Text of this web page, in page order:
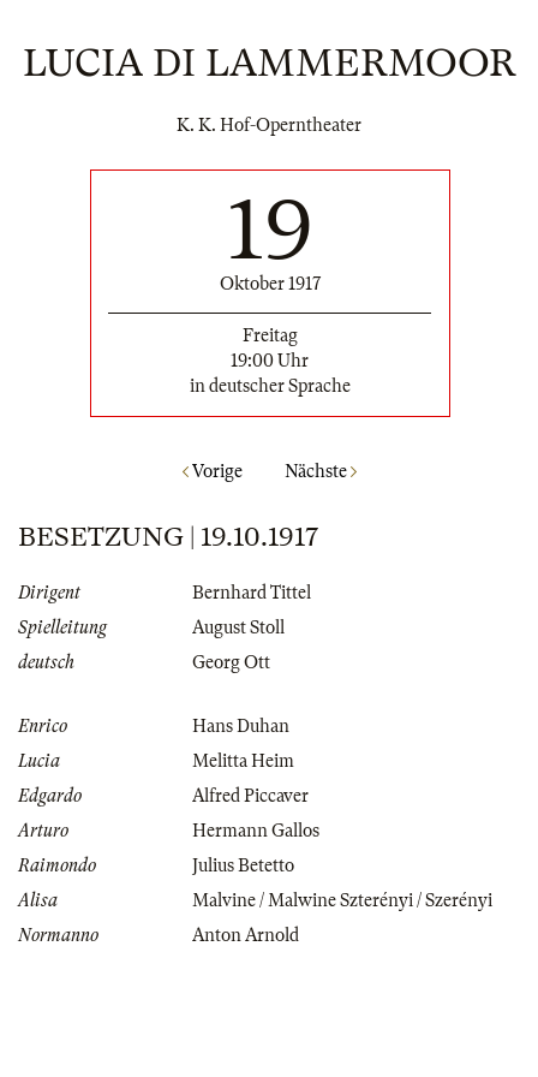
LUCIA DI LAMMERMOOR
K. K. Hof-Operntheater
19
Oktober 1917
Freitag
19:00 Uhr
in deutscher Sprache
Vorige Nächste
BESETZUNG | 19.10.1917
Dirigent
Bernhard Tittel
Spielleitung
August Stoll
deutsch
Georg Ott
Enrico
Hans Duhan
Lucia
Melitta Heim
Edgardo
Alfred Piccaver
Arturo
Hermann Gallos
Raimondo
Julius Betetto
Alisa
Malvine / Malwine Szterényi / Szerényi
Normanno
Anton Arnold